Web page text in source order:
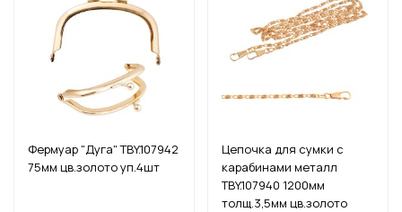
Фермуар "Дуга" TBY.107942
75мм цв.золото уп.4шт
Цепочка для сумки с
карабинами металл
TBY.107940 1200мм
толщ.3,5мм цв.золото